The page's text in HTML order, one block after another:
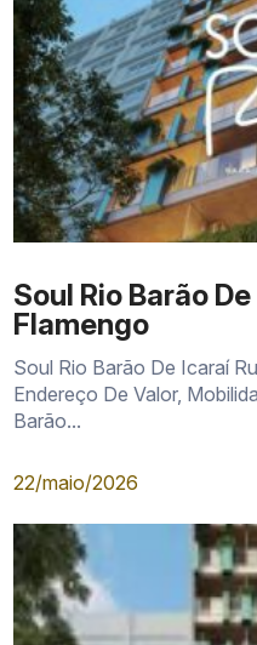
Tipologia Quantidade
divulgada
Studios
64
unidades
Double
13
Studios
Garden
3 unidades
Soul Rio Barão
Flamengo
Soul Rio Barão De Icaraí
Endereço De Valor,
Barão...
22/maio/2026